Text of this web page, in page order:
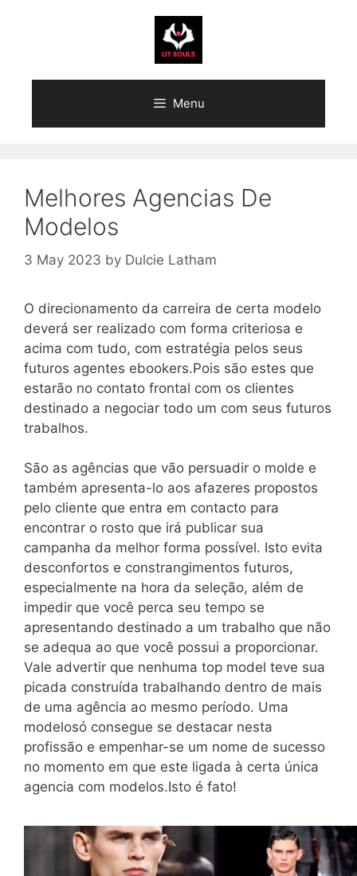
Menu
Melhores Agencias De
Modelos
3 May 2023 by Dulcie Latham
O direcionamento da carreira de certa modelo
deverá ser realizado com forma criteriosa e
acima com tudo, com estratégia pelos seus
futuros agentes ebookers.Pois são estes que
estarão no contato frontal com os clientes
destinado a negociar todo um com seus futuros
trabalhos.
São as agências que vão persuadir o molde e
também apresenta-lo aos afazeres propostos
pelo cliente que entra em contacto para
encontrar o rosto que irá publicar sua
campanha da melhor forma possível. Isto evita
desconfortos e constrangimentos futuros,
especialmente na hora da seleção, além de
impedir que você perca seu tempo se
apresentando destinado a um trabalho que não
se adequa ao que você possui a proporcionar.
Vale advertir que nenhuma top model teve sua
picada construída trabalhando dentro de mais
de uma agência ao mesmo período. Uma
modelosó consegue se destacar nesta
profissão e empenhar-se um nome de sucesso
no momento em que este ligada à certa única
agencia com modelos.Isto é fato!